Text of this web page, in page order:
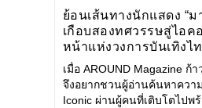
ย้อนเส้นทางนักแสดง “ม
เกือบสองทศวรรษสู่ไอค
หน้าแห่งวงการบันเทิงไ
เมื่อ AROUND Magazine ก้
จึงอยากชวนผู้อ่านค้นหาควา
Iconic ผ่านผู้คนที่เติบโตไปพ